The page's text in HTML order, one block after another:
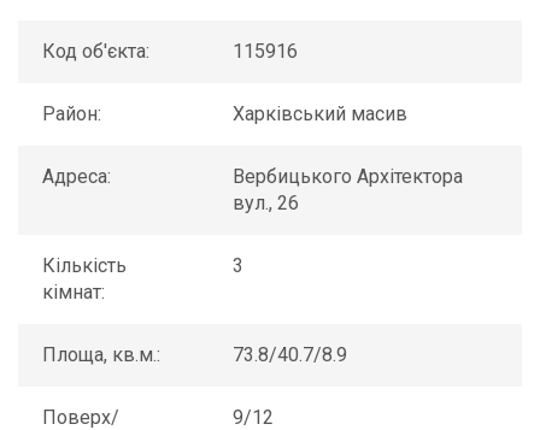
Код об'єкта: 115916
Район: Харківський масив
Адреса:
Вербицького Архітектора
вул., 26
Кількість
кімнат:
3
Площа, кв.м.: 73.8/40.7/8.9
Поверх/
9/12